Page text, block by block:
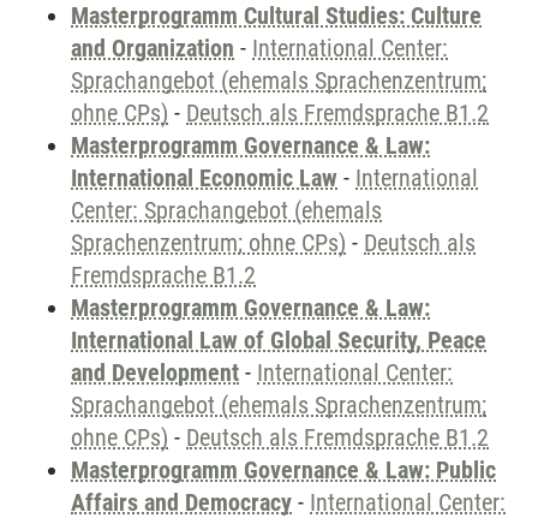
Masterprogramm Cultural Studies: Culture
and Organization - International Center:
Sprachangebot (ehemals Sprachenzentrum;
ohne CPs) - Deutsch als Fremdsprache B1.2
Masterprogramm Governance & Law:
International Economic Law - International
Center: Sprachangebot (ehemals
Sprachenzentrum; ohne CPs) - Deutsch als
Fremdsprache B1.2
Masterprogramm Governance & Law:
International Law of Global Security, Peace
and Development - International Center:
Sprachangebot (ehemals Sprachenzentrum;
ohne CPs) - Deutsch als Fremdsprache B1.2
Masterprogramm Governance & Law: Public
Affairs and Democracy - International Center: